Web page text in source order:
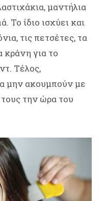
μαντήλια
Το ίδιο ισχύει και
τις πετσέτες, τα
κράνη για το
Τέλος,
μην ακουμπούν με
την ώρα του